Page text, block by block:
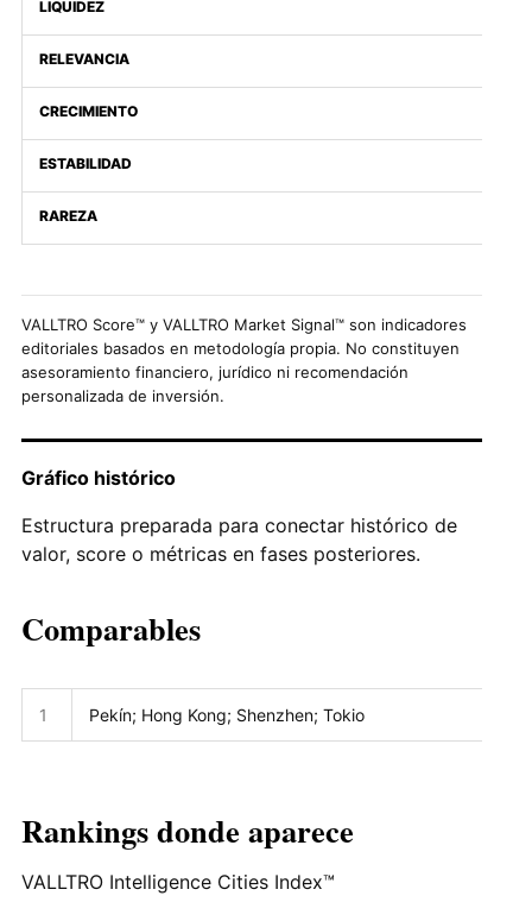
LIQUIDEZ
RELEVANCIA
CRECIMIENTO
ESTABILIDAD
RAREZA
VALLTRO Score™ y VALLTRO Market Signal™ son indicadores
editoriales basados en metodología propia. No constituyen
asesoramiento financiero, jurídico ni recomendación
personalizada de inversión.
Gráfico histórico
Estructura preparada para conectar histórico de
valor, score o métricas en fases posteriores.
Comparables
1 Pekín; Hong Kong; Shenzhen; Tokio
Rankings donde aparece
VALLTRO Intelligence Cities Index™